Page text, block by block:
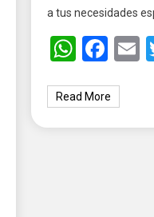
a tus necesidades
Read More